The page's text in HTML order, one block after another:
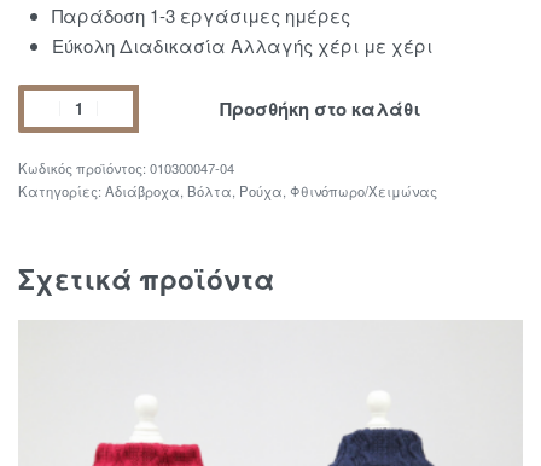
Παράδοση 1-3 εργάσιμες ημέρες
Εύκολη Διαδικασία Αλλαγής χέρι με χέρι
Προσθήκη στο καλάθι
010300047-04
Κατηγορίες: Αδιάβροχα Βόλτα Ρούχα Φθινόπωρο/Χειμώνας
Σχετικά προϊόντα